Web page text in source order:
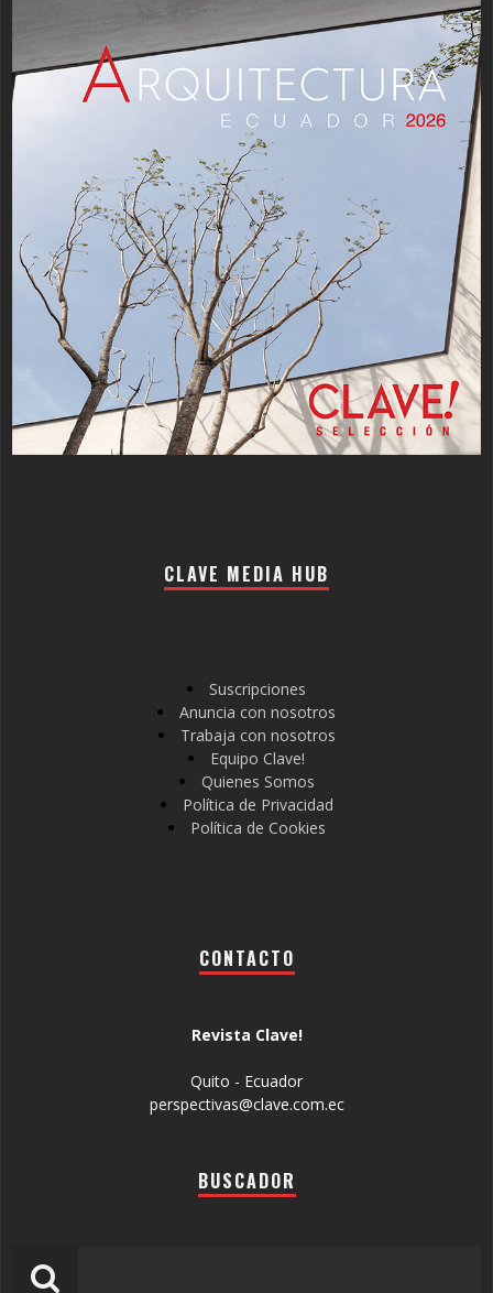
CLAVE MEDIA HUB
Suscripciones
Anuncia con nosotros
Trabaja con nosotros
Equipo Clave!
Quienes Somos
Política de Privacidad
Política de Cookies
CONTACTO
Revista Clave!
Quito - Ecuador
perspectivas@clave.com.ec
BUSCADOR